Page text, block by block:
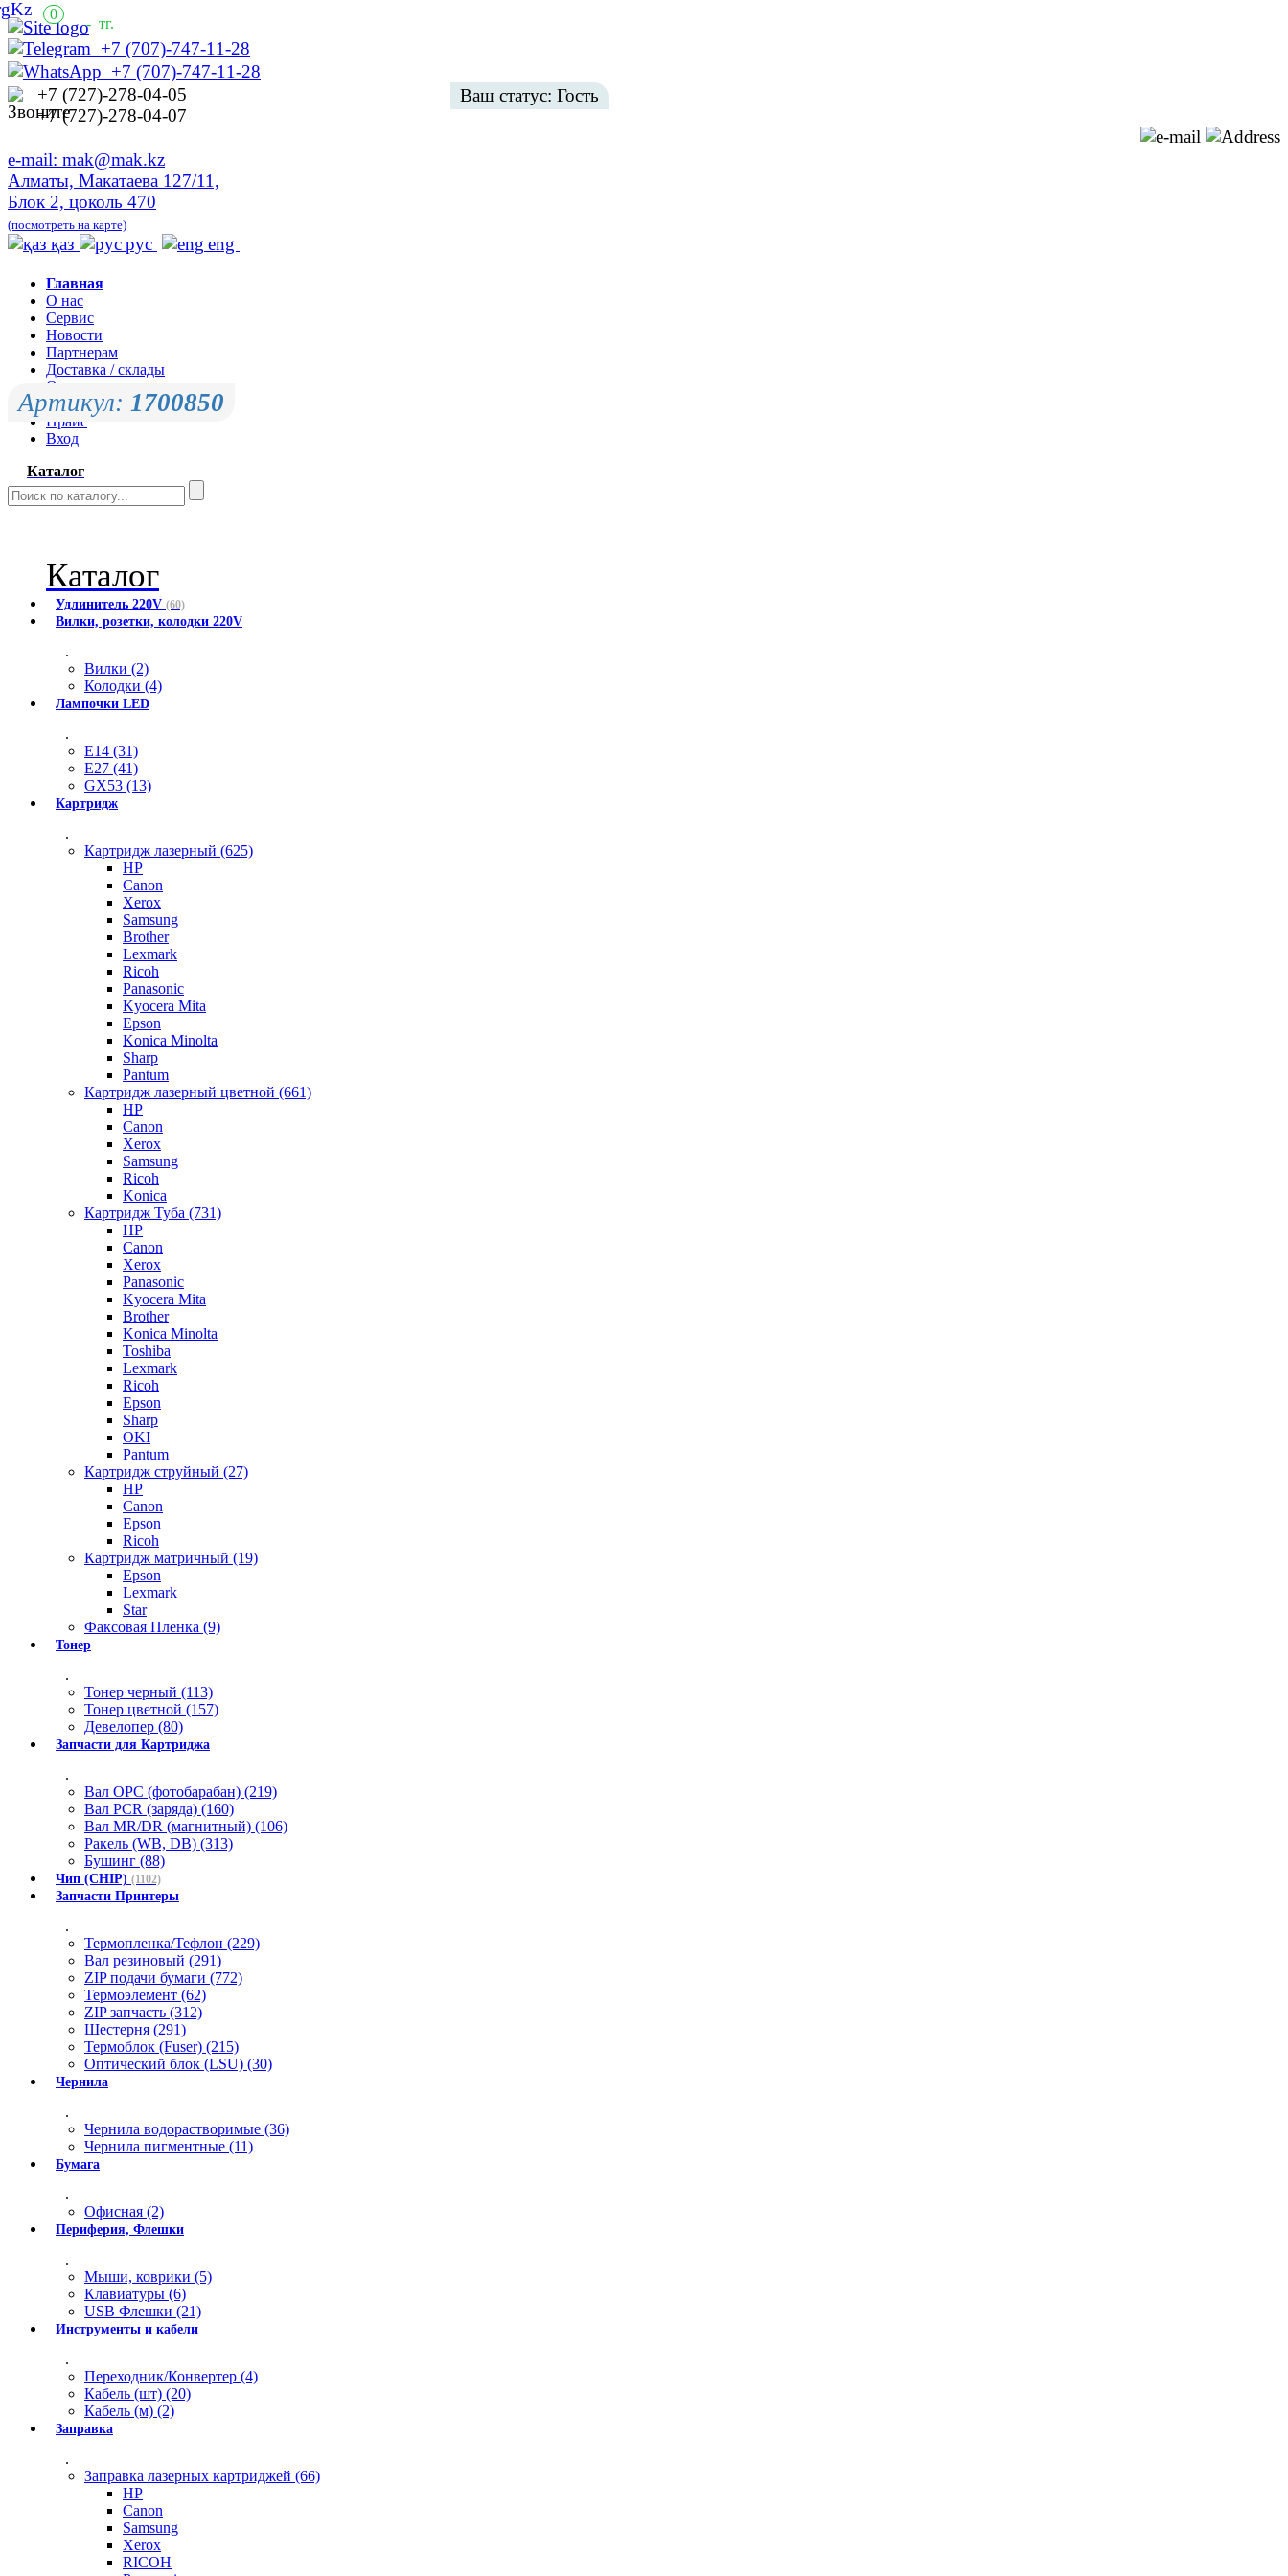
+7 (707)-747-11-28
+7 (707)-747-11-28
+7 (727)-278-04-05
+7 (727)-278-04-07
e-mail: mak@mak.kz
Алматы, Макатаева 127/11,
Блок 2, цоколь 470
(посмотреть на карте)
рус
қаз eng
Ваш статус: Гость
Главная
О нас
Сервис
Новости
Партнерам
Доставка / склады
Оплата
Контакты
Прайс
Вход
Каталог
0
- тг.
Каталог
Удлинитель 220V (60)
Вилки, розетки, колодки 220V
.
Вилки (2)
Колодки (4)
Лампочки LED
.
E14 (31)
E27 (41)
GX53 (13)
Картридж
.
Картридж лазерный (625)
HP
Canon
Xerox
Samsung
Brother
Lexmark
Ricoh
Panasonic
Kyocera Mita
Epson
Konica Minolta
Sharp
Pantum
Картридж лазерный цветной (661)
HP
Canon
Xerox
Samsung
Ricoh
Konica
Картридж Туба (731)
HP
Canon
Xerox
Panasonic
Kyocera Mita
Brother
Konica Minolta
Toshiba
Lexmark
Ricoh
Epson
Sharp
OKI
Pantum
Картридж струйный (27)
HP
Canon
Epson
Ricoh
Картридж матричный (19)
Epson
Lexmark
Star
Факсовая Пленка (9)
Тонер
.
Тонер черный (113)
Тонер цветной (157)
Девелопер (80)
Запчасти для Картриджа
.
Вал OPC (фотобарабан) (219)
Вал PCR (заряда) (160)
Вал MR/DR (магнитный) (106)
Ракель (WB, DB) (313)
Бушинг (88)
Чип (CHIP) (1102)
Запчасти Принтеры
.
Термопленка/Тефлон (229)
Вал резиновый (291)
ZIP подачи бумаги (772)
Термоэлемент (62)
ZIP запчасть (312)
Шестерня (291)
Термоблок (Fuser) (215)
Оптический блок (LSU) (30)
Чернила
.
Чернила водорастворимые (36)
Чернила пигментные (11)
Бумага
.
Офисная (2)
Периферия, Флешки
.
Мыши, коврики (5)
Клавиатуры (6)
USB Флешки (21)
Инструменты и кабели
.
Переходник/Конвертер (4)
Кабель (шт) (20)
Кабель (м) (2)
Заправка
.
Заправка лазерных картриджей (66)
HP
Canon
Samsung
Xerox
RICOH
Артикул: 1700850